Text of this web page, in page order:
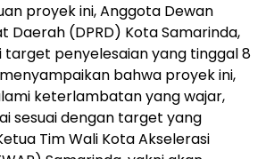
proyek ini, Anggota Dewan
Daerah (DPRD) Kota Samarinda,
penyelesaian yang tinggal 8
bahwa proyek ini,
keterlambatan yang wajar,
sesuai dengan target yang
Tim Wali Kota Akselerasi